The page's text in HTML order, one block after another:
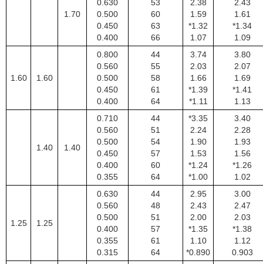
1.70
0.630
0.500
0.450
0.400
53
60
63
66
2.38
1.59
*1.32
1.07
2.43
1.61
*1.34
1.09
1.60 1.60
0.800
0.560
0.500
0.450
0.400
44
55
58
61
64
3.74
2.03
1.66
*1.39
*1.11
3.80
2.07
1.69
*1.41
1.13
1.40 1.40
0.710
0.560
0.500
0.450
0.400
0.355
44
51
54
57
60
64
*3.35
2.24
1.90
1.53
*1.24
*1.00
3.40
2.28
1.93
1.56
*1.26
1.02
1.25 1.25
0.630
0.560
0.500
0.400
0.355
0.315
44
48
51
57
61
64
2.95
2.43
2.00
*1.35
1.10
*0.890
3.00
2.47
2.03
*1.38
1.12
0.903